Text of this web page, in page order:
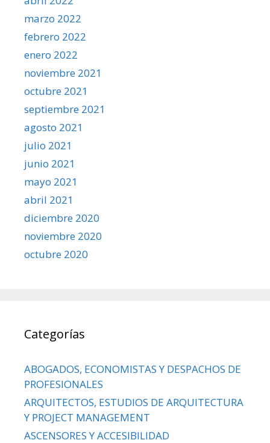
marzo 2022
febrero 2022
enero 2022
noviembre 2021
octubre 2021
septiembre 2021
agosto 2021
julio 2021
junio 2021
mayo 2021
abril 2021
diciembre 2020
noviembre 2020
octubre 2020
Categorías
ABOGADOS, ECONOMISTAS Y DESPACHOS DE
PROFESIONALES
ARQUITECTOS, ESTUDIOS DE ARQUITECTURA
Y PROJECT MANAGEMENT
ASCENSORES Y ACCESIBILIDAD